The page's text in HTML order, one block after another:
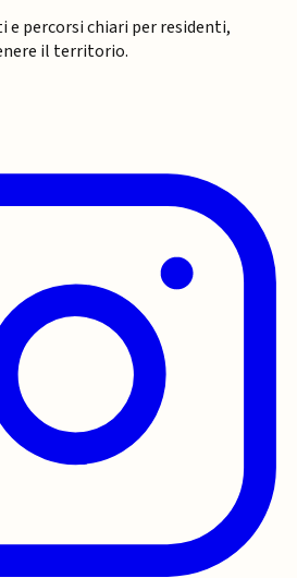
e percorsi chiari per residenti,
il territorio.